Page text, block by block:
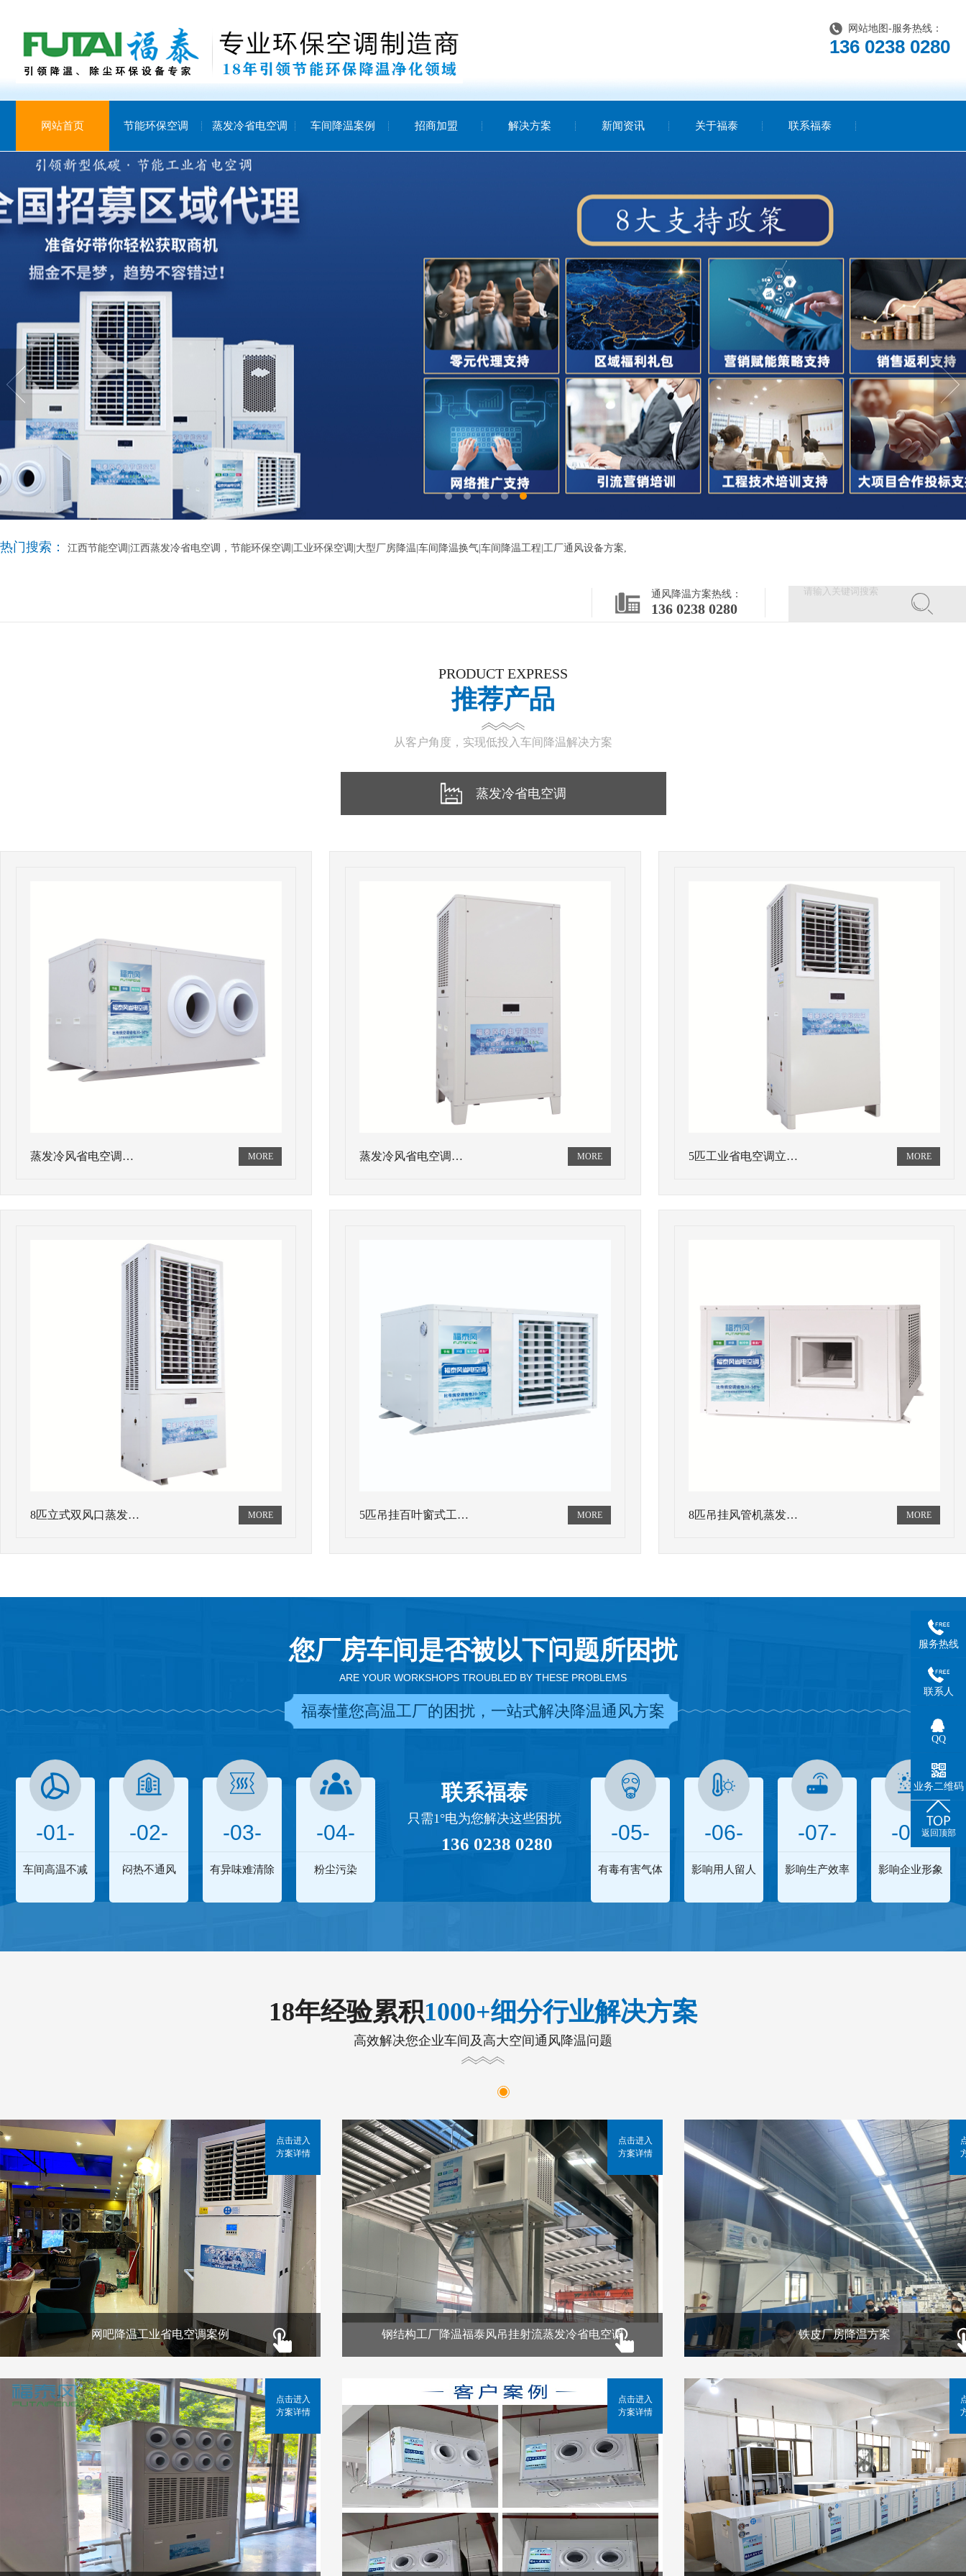
网站地图 -服务热线：
136 0238 0280
网站首页 节能环保空调 蒸发冷省电空调 车间降温案例 招商加盟 解决方案 新闻资讯 关于福泰 联系福泰
热门搜索： 江西节能空调|江西蒸发冷省电空调，节能环保空调|工业环保空调|大型厂房降温|车间降温换气|车间降温工程|工厂通风设备方案,
通风降温方案热线：
136 0238 0280
PRODUCT EXPRESS
推荐产品
从客户角度，实现低投入车间降温解决方案
蒸发冷省电空调
蒸发冷风省电空调… 蒸发冷风省电空调… 5匹工业省电空调立…
8匹立式双风口蒸发… 5匹吊挂百叶窗式工… 8匹吊挂风管机蒸发…
您厂房车间是否被以下问题所困扰
ARE YOUR WORKSHOPS TROUBLED BY THESE PROBLEMS
福泰懂您高温工厂的困扰，一站式解决降温通风方案
-01-
车间高温不减
-02-
闷热不通风
-03-
有异味难清除
-04-
粉尘污染
联系福泰
只需1°电为您解决这些困扰
136 0238 0280 -05-
有毒有害气体
-06-
影响用人留人
-07-
影响生产效率
-08-
影响企业形象
18年经验累积1000+细分行业解决方案
高效解决您企业车间及高大空间通风降温问题
网吧降温工业省电空调案例
点击进入
方案详情
钢结构工厂降温福泰风吊挂射流蒸发冷省电空调
点击进入
方案详情
铁皮厂房降温方案
点击进入
方案详情
点击进入
方案详情
服务热线
联系人
QQ
业务二维码
返回顶部